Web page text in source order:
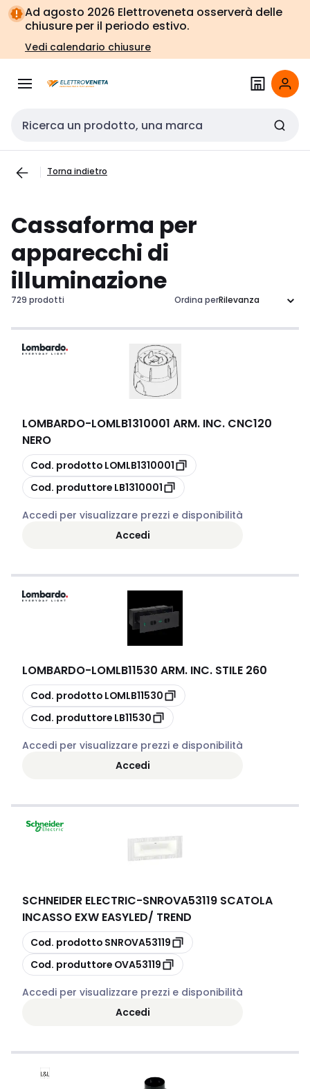
Vai alla
navigazione
Vai
alla
pagina
Ad agosto 2026 Elettroveneta osserverà delle
chiusure per il periodo estivo.
Vedi calendario chiusure
Cerca input
Torna indietro
Cassaforma per
apparecchi di
illuminazione
729 prodotti Ordina per
LOMBARDO-LOMLB1310001 ARM. INC. CNC120
NERO
copia
Cod. prodotto LOMLB1310001
copia
Cod. produttore LB1310001
Accedi per visualizzare prezzi e disponibilità
Accedi
LOMBARDO-LOMLB11530 ARM. INC. STILE 260
copia
Cod. prodotto LOMLB11530
copia
Cod. produttore LB11530
Accedi per visualizzare prezzi e disponibilità
Accedi
SCHNEIDER ELECTRIC-SNROVA53119 SCATOLA
INCASSO EXW EASYLED/ TREND
copia
Cod. prodotto SNROVA53119
copia
Cod. produttore OVA53119
Accedi per visualizzare prezzi e disponibilità
Accedi